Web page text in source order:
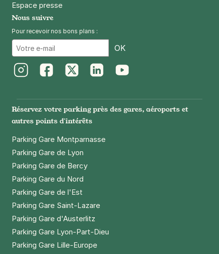
Espace presse
Nous suivre
Pour recevoir nos bons plans :
OK
Réservez votre parking près des gares, aéroports et
autres points d'intérêts
Parking Gare Montparnasse
Parking Gare de Lyon
Parking Gare de Bercy
Parking Gare du Nord
Parking Gare de l'Est
Parking Gare Saint-Lazare
Parking Gare d'Austerlitz
Parking Gare Lyon-Part-Dieu
Parking Gare Lille-Europe